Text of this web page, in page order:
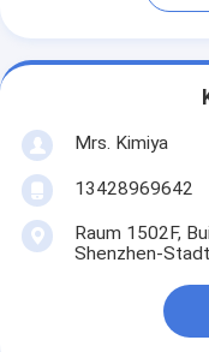
Mrs. Kimiya
13428969642
Raum 1502F,
Shenzhen-